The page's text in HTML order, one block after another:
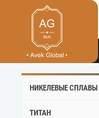
НИКЕЛЕВЫЕ СПЛАВЫ
ТИТАН